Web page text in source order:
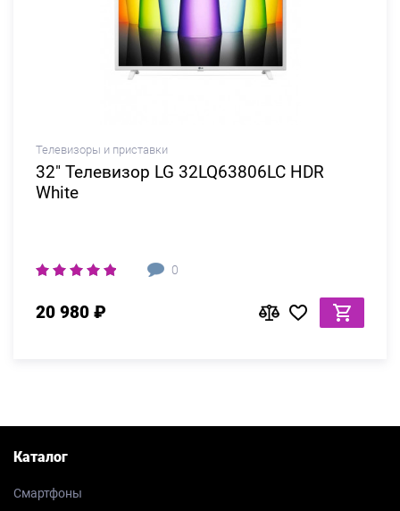
Телевизоры и приставки
32" Телевизор LG 32LQ63806LC HDR
White
0
20 980 ₽
Каталог
Смартфоны